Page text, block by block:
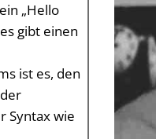
„Hello
gibt einen
ist es, den
Syntax wie